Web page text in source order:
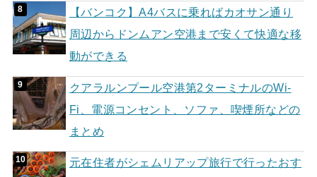
【バンコク】A4バスに乗ればカオサン通り
周辺からドンムアン空港まで安くて快適な移
動ができる
クアラルンプール空港第2ターミナルのWi-
Fi、電源コンセント、ソファ、喫煙所などの
まとめ
元在住者がシェムリアップ旅行で行ったおす